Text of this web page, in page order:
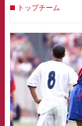
トップチーム